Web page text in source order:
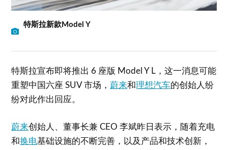
特斯拉新款Model Y
特斯拉宣布即将推出 6 座版 Model Y L，这一消息可能
重塑中国六座 SUV 市场，蔚来和理想汽车的创始人纷
纷对此作出回应。
蔚来创始人、董事长兼 CEO 李斌昨日表示，随着充电
和换电基础设施的不断完善，以及产品和技术创新，